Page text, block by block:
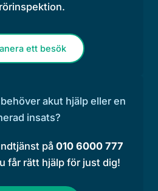
ett besök
akut hjälp eller en
insats?
på 010 6000 777
får rätt hjälp för just dig!